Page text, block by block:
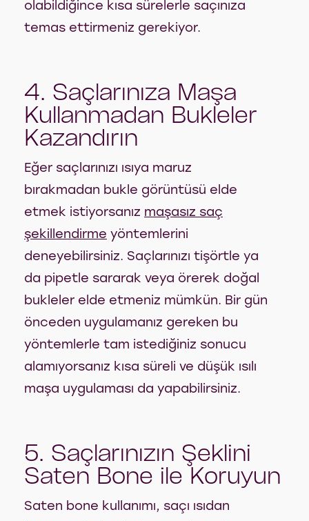
olabildiğince kısa sürelerle saçınıza
temas ettirmeniz gerekiyor.
4. Saçlarınıza Maşa
Kullanmadan Bukleler
Kazandırın
Eğer saçlarınızı ısıya maruz
bırakmadan bukle görüntüsü elde
etmek istiyorsanız maşasız saç
şekillendirme yöntemlerini
deneyebilirsiniz. Saçlarınızı tişörtle ya
da pipetle sararak veya örerek doğal
bukleler elde etmeniz mümkün. Bir gün
önceden uygulamanız gereken bu
yöntemlerle tam istediğiniz sonucu
alamıyorsanız kısa süreli ve düşük ısılı
maşa uygulaması da yapabilirsiniz.
5. Saçlarınızın Şeklini
Saten Bone ile Koruyun
Saten bone kullanımı, saçı ısıdan